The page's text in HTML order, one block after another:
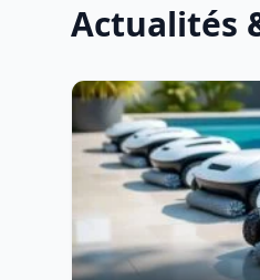
Actualités